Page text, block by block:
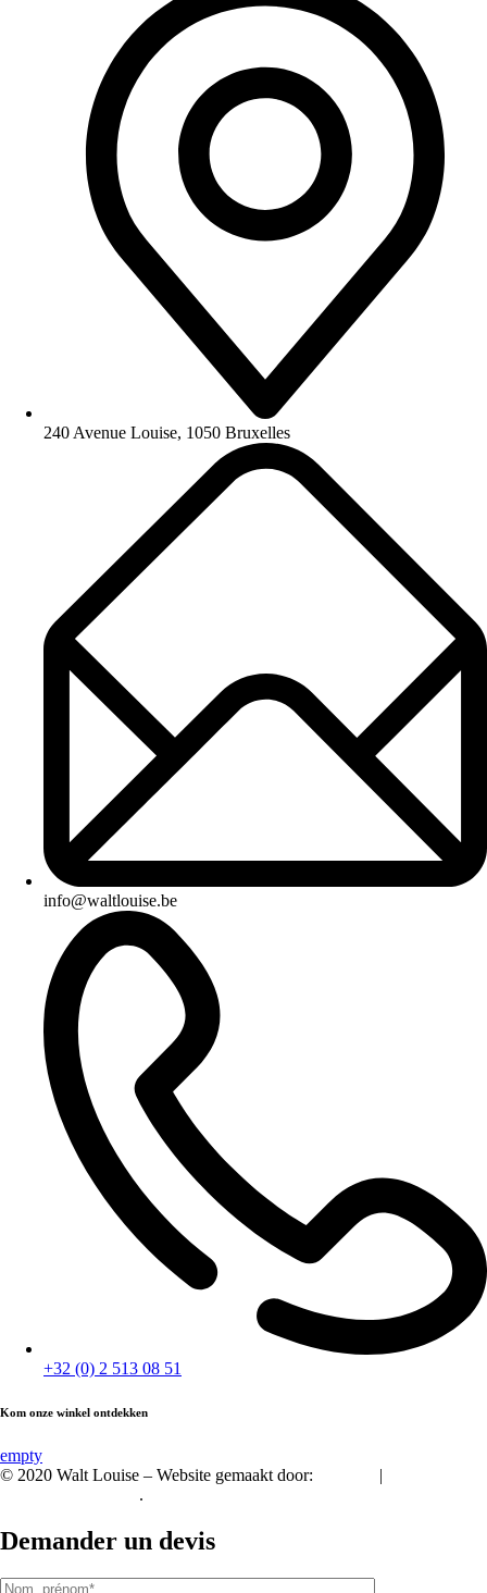
240 Avenue Louise, 1050 Bruxelles
info@waltlouise.be
+32 (0) 2 513 08 51
Kom onze winkel ontdekken
empty
© 2020 Walt Louise – Website gemaakt door:
|
.
Demander un devis